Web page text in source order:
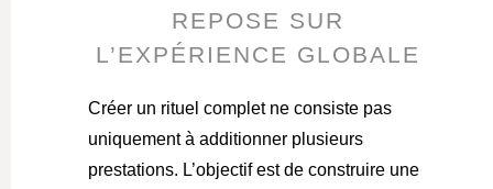
REPOSE SUR
L’EXPÉRIENCE GLOBALE
Créer un rituel complet ne consiste pas
uniquement à additionner plusieurs
prestations. L’objectif est de construire une